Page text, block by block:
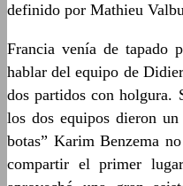
definido por Mathieu
Francia venía de tapado
hablar del equipo de
dos partidos con holgura.
los dos equipos dieron
botas” Karim Benzema
compartir el primer